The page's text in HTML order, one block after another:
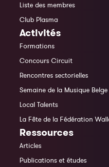
Liste des membres
Club Plasma
Activités
Formations
Concours Circuit
Rencontres sectorielles
Semaine de la Musique Belge
Local Talents
La Fête de la Fédération
Ressources
Articles
Publications et études